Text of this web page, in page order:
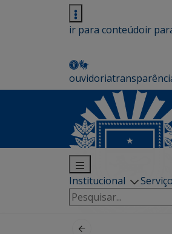
ir para conteúdoir
ouvidoria
Institucional
Pesquisar
por: